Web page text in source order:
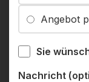
Angebot
Sie
Nachricht